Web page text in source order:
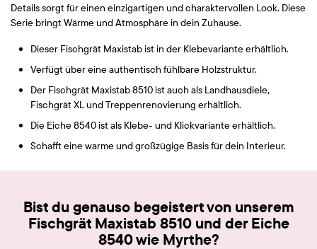
Details sorgt für einen einzigartigen und charaktervollen Look. Diese
Serie bringt Wärme und Atmosphäre in dein Zuhause.
Dieser Fischgrät Maxistab ist in der Klebevariante erhältlich.
Verfügt über eine authentisch fühlbare Holzstruktur.
Der Fischgrät Maxistab 8510 ist auch als Landhausdiele,
Fischgrät XL und Treppenrenovierung erhältlich.
Die Eiche 8540 ist als Klebe- und Klickvariante erhältlich.
Schafft eine warme und großzügige Basis für dein Interieur.
Bist du genauso begeistert von unserem
Fischgrät Maxistab 8510 und der Eiche
8540 wie Myrthe?